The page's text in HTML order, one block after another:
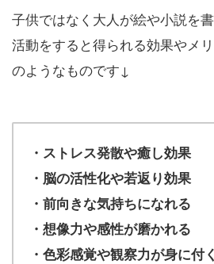
子供ではなく大人が絵や小説を
活動をすると得られる効果やメ
のようなものです↓
・ストレス発散や癒し効果
・脳の活性化や若返り効果
・前向きな気持ちになれる
・想像力や感性が磨かれる
・色彩感覚や観察力が身に付く